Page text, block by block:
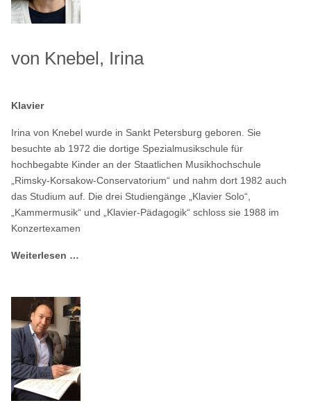
von Knebel, Irina
Klavier
Irina von Knebel wurde in Sankt Petersburg geboren. Sie
besuchte ab 1972 die dortige Spezialmusikschule für
hochbegabte Kinder an der Staatlichen Musikhochschule
„Rimsky-Korsakow-Conservatorium“ und nahm dort 1982 auch
das Studium auf. Die drei Studiengänge „Klavier Solo“,
„Kammermusik“ und „Klavier-Pädagogik“ schloss sie 1988 im
Konzertexamen
Weiterlesen …